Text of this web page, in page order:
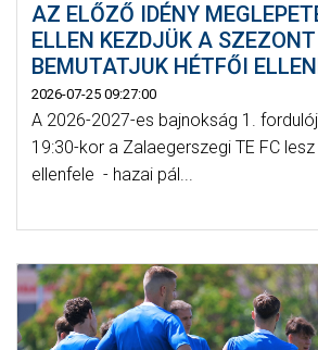
AZ ELŐZŐ IDÉNY
ELLEN KEZDJÜK A
BEMUTATJUK HÉTFŐI
2026-07-25 09:27:00
A 2026-2027-es bajnokság 1.
19:30-kor a Zalaegerszegi TE FC
ellenfele - hazai pál...